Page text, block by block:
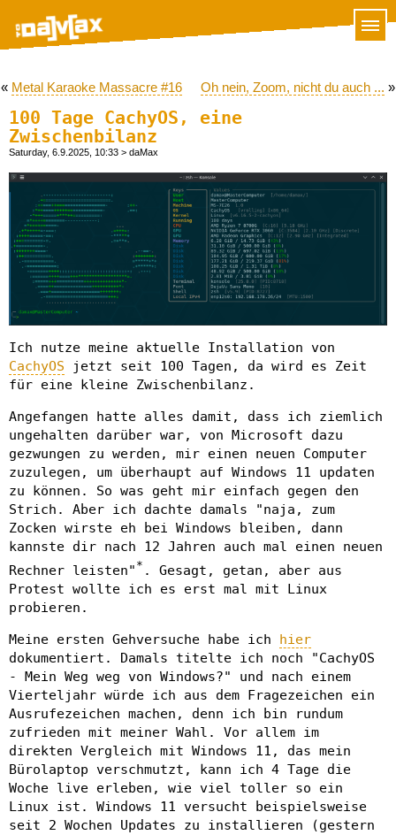
« Metal Karaoke Massacre #16 Oh nein, Zoom, nicht du auch ... »
100 Tage CachyOS, eine
Zwischenbilanz
Saturday, 6.9.2025, 10:33 > daMax
Ich nutze meine aktuelle Installation von
CachyOS jetzt seit 100 Tagen, da wird es Zeit
für eine kleine Zwischenbilanz.
Angefangen hatte alles damit, dass ich ziemlich
ungehalten darüber war, von Microsoft dazu
gezwungen zu werden, mir einen neuen Computer
zuzulegen, um überhaupt auf Windows 11 updaten
zu können. So was geht mir einfach gegen den
Strich. Aber ich dachte damals "naja, zum
Zocken wirste eh bei Windows bleiben, dann
kannste dir nach 12 Jahren auch mal einen neuen
Rechner leisten" * . Gesagt, getan, aber aus
Protest wollte ich es erst mal mit Linux
probieren.
Meine ersten Gehversuche habe ich hier
dokumentiert. Damals titelte ich noch "CachyOS
- Mein Weg weg von Windows?" und nach einem
Vierteljahr würde ich aus dem Fragezeichen ein
Ausrufezeichen machen, denn ich bin rundum
zufrieden mit meiner Wahl. Vor allem im
direkten Vergleich mit Windows 11, das mein
Bürolaptop verschmutzt, kann ich 4 Tage die
Woche live erleben, wie viel toller so ein
Linux ist. Windows 11 versucht beispielsweise
seit 2 Wochen Updates zu installieren (gestern